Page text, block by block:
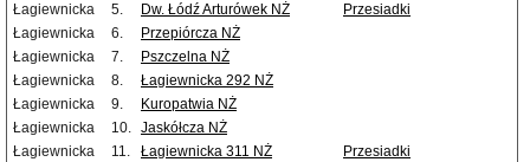
Łagiewnicka
5. Dw. Łódź Arturówek NŻ
Przesiadki
Łagiewnicka
6.
Przepiórcza NŻ
Łagiewnicka
7.
Pszczelna NŻ
Łagiewnicka
8.
Łagiewnicka 292 NŻ
Łagiewnicka
9.
Kuropatwia NŻ
Łagiewnicka
10. Jaskółcza NŻ
Łagiewnicka
11. Łagiewnicka 311 NŻ
Przesiadki